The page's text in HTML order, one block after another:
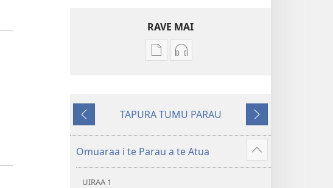
RAVE MAI
No
i
papai
No
i
mau
haruharuraa
To
na
mua
ˈtu
TAPURA TUMU PARAU
To
muri
iho
Omuaraa i te Parau a te Atua
Hi
ˈo
UIRAA 1